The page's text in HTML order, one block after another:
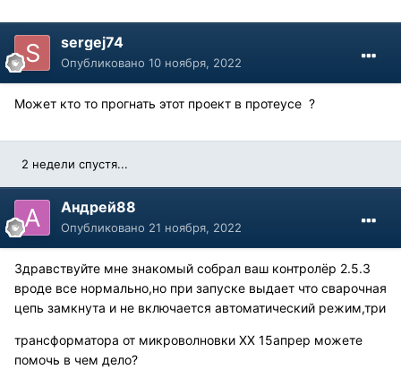
sergej74
Опубликовано 10 ноября, 2022
Может кто то прогнать этот проект в протеусе ?
2 недели спустя...
Андрей88
Опубликовано 21 ноября, 2022
Здравствуйте мне знакомый собрал ваш контролёр 2.5.3
вроде все нормально,но при запуске выдает что сварочная
цепь замкнута и не включается автоматический режим,три
трансформатора от микроволновки ХХ 15апрер можете
помочь в чем дело?